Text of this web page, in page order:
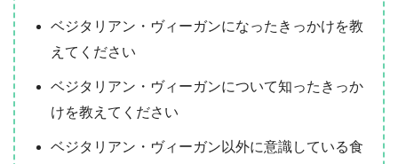
ベジタリアン・ヴィーガンになったきっかけを教
えてください
ベジタリアン・ヴィーガンについて知ったきっか
けを教えてください
ベジタリアン・ヴィーガン以外に意識している食